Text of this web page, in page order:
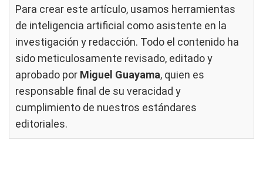
Para crear este artículo, usamos herramientas
de inteligencia artificial como asistente en la
investigación y redacción. Todo el contenido ha
sido meticulosamente revisado, editado y
aprobado por Miguel Guayama, quien es
responsable final de su veracidad y
cumplimiento de nuestros estándares
editoriales.